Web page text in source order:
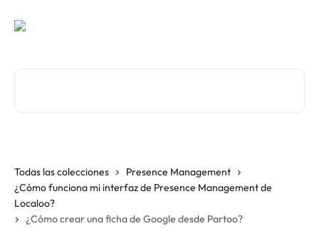
Todas las colecciones
Presence Management
¿Cómo funciona mi interfaz de Presence Management de
Localoo?
¿Cómo crear una ficha de Google desde Partoo?